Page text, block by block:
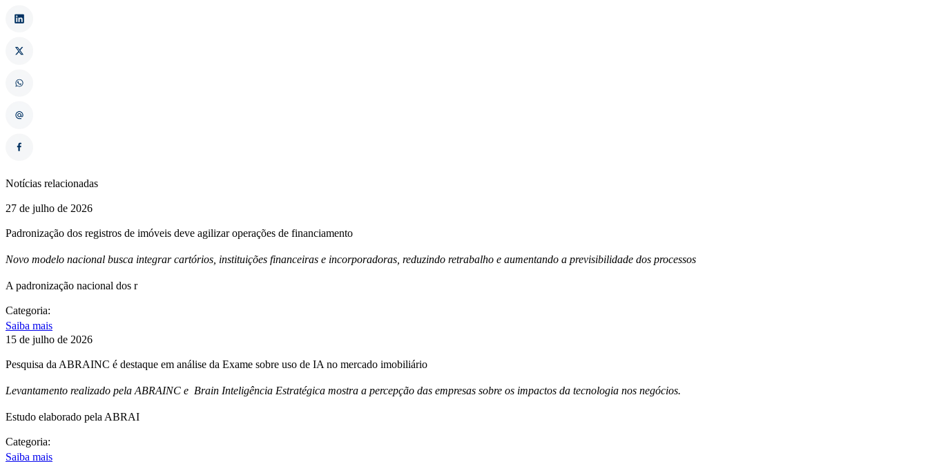
Notícias relacionadas
27 de julho de 2026
Padronização dos registros de imóveis deve agilizar operações de financiamento
Novo modelo nacional busca integrar cartórios, instituições financeiras e incorporadoras, reduzindo retrabalho e aumentando a previsibilidade dos processos
A padronização nacional dos r
Categoria:
Saiba mais
15 de julho de 2026
Pesquisa da ABRAINC é destaque em análise da Exame sobre uso de IA no mercado imobiliário
Levantamento realizado pela ABRAINC e Brain Inteligência Estratégica mostra a percepção das empresas sobre os impactos da tecnologia nos negócios.
Estudo elaborado pela ABRAI
Categoria:
Saiba mais